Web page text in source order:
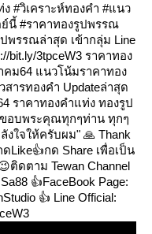
#วิเคราะห์ทองคำ #แนว
นี้ #ราคาทองรูปพรรณ
พรรณล่าสุด เข้ากลุ่ม Line
bit.ly/3tpceW3 ราคาทอง
คม64 แนวโน้มราคาทอง
ารทองคำ Updateล่าสุด
ราคาทองคำแท่ง ทองรูป
อบพระคุณทุกๆท่าน ทุกๆ
ใจให้ครับผม" 🙏 Thank
Like👍กด Share เพื่อเป็น
ดตาม Tewan Channel
👍FaceBook Page:
👍 Line Official: